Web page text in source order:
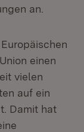
an.
einen
vielen
auf ein
Damit hat